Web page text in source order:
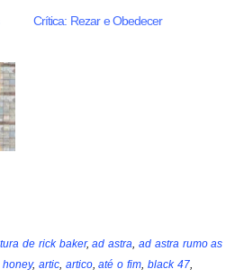
Crítica: Rezar e Obedecer
de rick baker,ad astra,ad astra rumo as
, artic, artico,até o fim, black 47,